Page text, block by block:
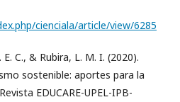
cienciala/article/view/6285
C., & Rubira, L. M. I. (2020).
sostenible: aportes para la
EDUCARE-UPEL-IPB-